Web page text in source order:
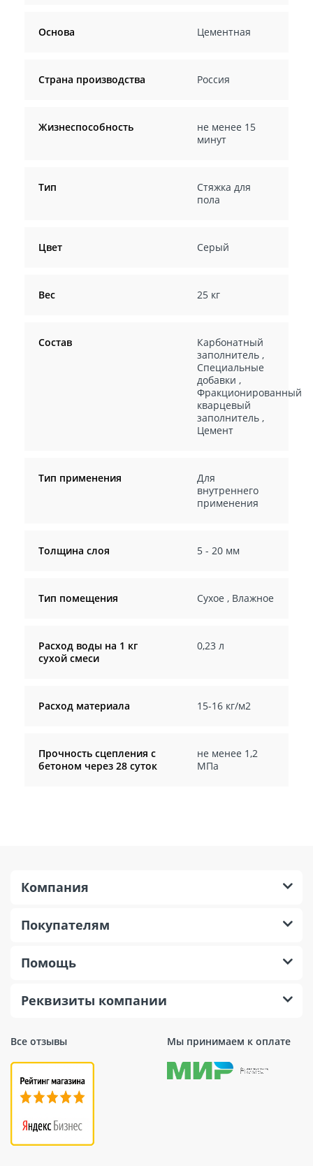
Основа Цементная
Страна производства Россия
Жизнеспособность
не менее 15
минут
Тип
Стяжка для
пола
Цвет Серый
Вес 25 кг
Состав
Карбонатный
заполнитель,
Специальные
добавки ,
Фракционированный
кварцевый
заполнитель,
Цемент
Тип применения
Для
внутреннего
применения
Толщина слоя 5 - 20 мм
Тип помещения Сухое , Влажное
Расход воды на 1 кг
сухой смеси
0,23 л
Расход материала 15-16 кг/м2
Прочность сцепления с
бетоном через 28 суток
не менее 1,2
МПа
Все отзывы Мы принимаем к оплате
Компания
Покупателям
Помощь
Реквизиты компании